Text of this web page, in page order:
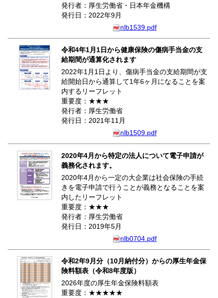
発行者：厚生労働省・日本年金機構
発行日：2022年9月
nlb1539.pdf
令和4年1月1日から健康保険の傷病手当金の支
給期間が通算化されます
2022年1月1日より、傷病手当金の支給期間が支
給開始日から通算して1年6ヶ月になることを案
内するリーフレット
重要度：★★★
発行者：厚生労働省
発行日：2021年11月
nlb1509.pdf
2020年4月から特定の法人について電子申請が
義務化されます。
2020年4月から一定の大企業は社会保険の手続
きを電子申請で行うことが義務となることを案
内したリーフレット
重要度：★★★
発行者：厚生労働省
発行日：2019年5月
nlb0704.pdf
令和2年9月分（10月納付分）からの厚生年金保
険料額表（令和8年度版）
2026年度の厚生年金保険料額表
重要度：★★★★★